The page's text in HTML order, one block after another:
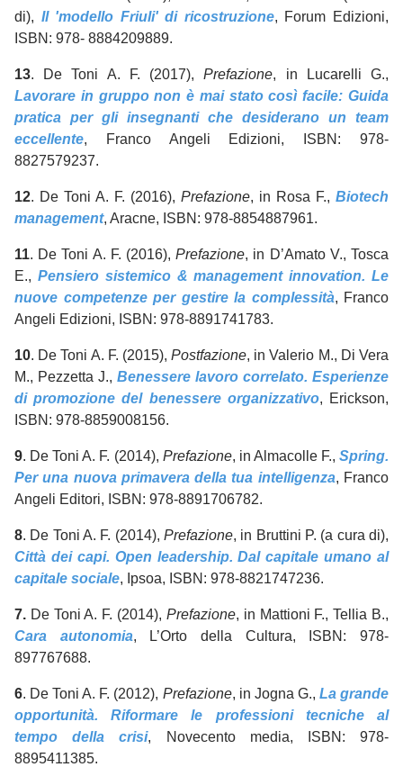
di), Il 'modello Friuli' di ricostruzione, Forum Edizioni,
ISBN: 978- 8884209889.
13. De Toni A. F. (2017),Prefazione, in Lucarelli G.,
Lavorare in gruppo non è mai stato così facile: Guida
pratica per gli insegnanti che desiderano un team
eccellente, Franco Angeli Edizioni, ISBN: 978-
8827579237.
12. De Toni A. F. (2016), Prefazione, in Rosa F., Biotech
management, Aracne, ISBN: 978-8854887961.
11. De Toni A. F. (2016),Prefazione, in D’Amato V., Tosca
E., Pensiero sistemico & management innovation. Le
nuove competenze per gestire la complessità, Franco
Angeli Edizioni, ISBN: 978-8891741783.
10. De Toni A. F. (2015),Postfazione, in Valerio M., Di Vera
M., Pezzetta J., Benessere lavoro correlato. Esperienze
di promozione del benessere organizzativo, Erickson,
ISBN: 978-8859008156.
9. De Toni A. F. (2014), Prefazione, in Almacolle F.,Spring.
Per una nuova primavera della tua intelligenza, Franco
Angeli Editori, ISBN: 978-8891706782.
8. De Toni A. F. (2014), Prefazione, in Bruttini P. (a cura di),
Città dei capi. Open leadership. Dal capitale umano al
capitale sociale, Ipsoa, ISBN: 978-8821747236.
7. De Toni A. F. (2014), Prefazione, in Mattioni F., Tellia B.,
Cara autonomia, L’Orto della Cultura, ISBN: 978-
897767688.
6. De Toni A. F. (2012), Prefazione, in Jogna G., La grande
opportunità. Riformare le professioni tecniche al
tempo della crisi, Novecento media, ISBN: 978-
8895411385.